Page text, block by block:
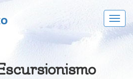
al
menu